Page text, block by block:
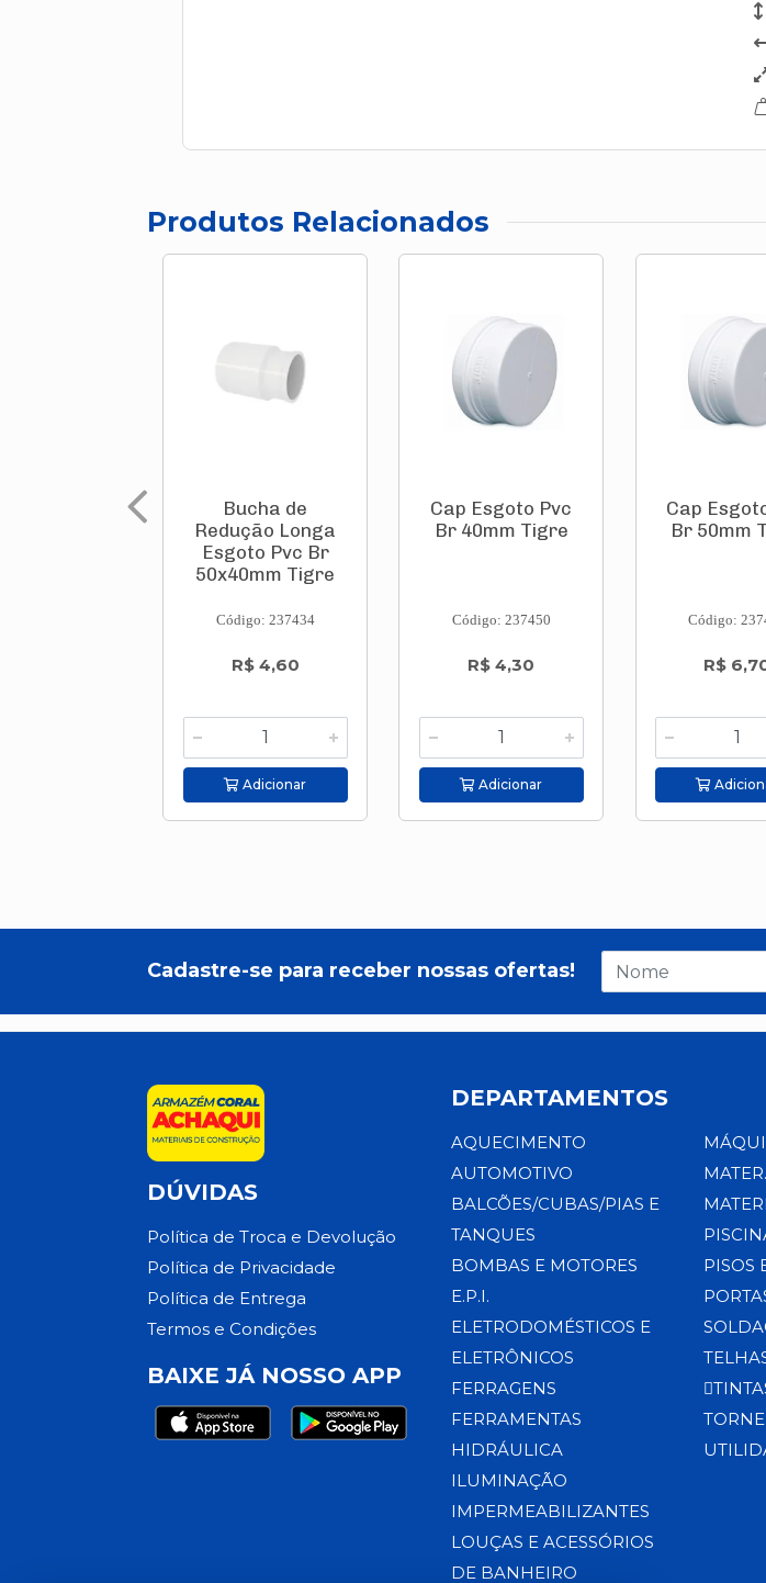
Produtos Relacionados
Bucha de
Redução Longa
Esgoto Pvc Br
50x40mm Tigre
Código: 237434
R$ 4,60
Adicionar
Cap Esgoto Pvc
Br 40mm Tigre
Código: 237450
R$ 4,30
Adicionar
Cap
Br 50mm
Código:
R$
Cadastre-se para receber nossas ofertas!
DÚVIDAS
Política de Troca e Devolução
Política de Privacidade
Política de Entrega
Termos e Condições
BAIXE JÁ NOSSO APP
DEPARTAMENTOS
AQUECIMENTO
AUTOMOTIVO
BALCÕES/CUBAS/PIAS E
TANQUES
BOMBAS E MOTORES
E.P.I.
ELETRODOMÉSTICOS E
ELETRÔNICOS
FERRAGENS
FERRAMENTAS
HIDRÁULICA
ILUMINAÇÃO
IMPERMEABILIZANTES
LOUÇAS E ACESSÓRIOS
DE BANHEIRO
PISOS